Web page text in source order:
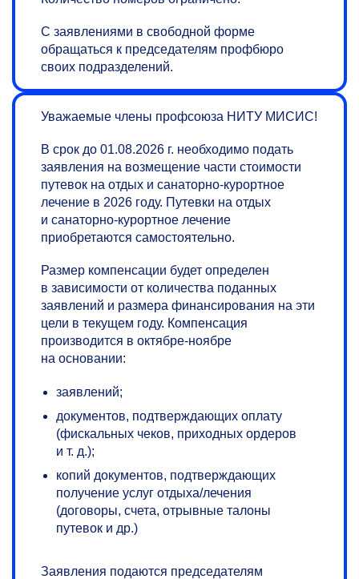
С заявлениями в свободной форме
обращаться к председателям профбюро
своих подразделений.
Уважаемые члены профсоюза НИТУ МИСИС!
В срок до 01.08.2026 г. необходимо подать
заявления на возмещение части стоимости
путевок на отдых и санаторно-курортное
лечение в 2026 году. Путевки на отдых
и санаторно-курортное лечение
приобретаются самостоятельно.
Размер компенсации будет определен
в зависимости от количества поданных
заявлений и размера финансирования на эти
цели в текущем году. Компенсация
производится в октябре-ноябре
на основании:
заявлений;
документов, подтверждающих оплату
(фискальных чеков, приходных ордеров
и т. д.);
копий документов, подтверждающих
получение услуг отдыха/лечения
(договоры, счета, отрывные талоны
путевок и др.)
Заявления подаются председателям